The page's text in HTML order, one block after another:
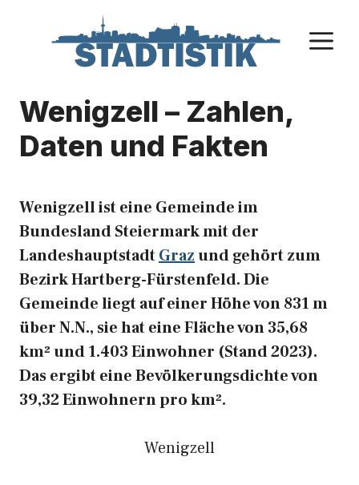
Wenigzell – Zahlen,
Daten und Fakten
Wenigzell ist eine Gemeinde im
Bundesland Steiermark mit der
LandeshauptstadtGrazund gehört zum
Bezirk Hartberg-Fürstenfeld. Die
Gemeinde liegt auf einer Höhe von 831 m
über N.N., sie hat eine Fläche von 35,68
km² und 1.403 Einwohner (Stand 2023).
Das ergibt eine Bevölkerungsdichte von
39,32 Einwohnern pro km².
Wenigzell